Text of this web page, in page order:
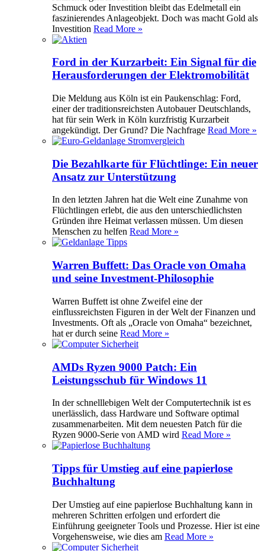
Schmuck oder Investition bleibt das Edelmetall ein
faszinierendes Anlageobjekt. Doch was macht Gold als
Investition Read More »
Ford in der Kurzarbeit: Ein Signal für die
Herausforderungen der Elektromobilität
Die Meldung aus Köln ist ein Paukenschlag: Ford,
einer der traditionsreichsten Autobauer Deutschlands,
hat für sein Werk in Köln kurzfristig Kurzarbeit
angekündigt. Der Grund? Die Nachfrage Read More »
Die Bezahlkarte für Flüchtlinge: Ein neuer
Ansatz zur Unterstützung
In den letzten Jahren hat die Welt eine Zunahme von
Flüchtlingen erlebt, die aus den unterschiedlichsten
Gründen ihre Heimat verlassen müssen. Um diesen
Menschen zu helfen Read More »
Warren Buffett: Das Oracle von Omaha
und seine Investment-Philosophie
Warren Buffett ist ohne Zweifel eine der
einflussreichsten Figuren in der Welt der Finanzen und
Investments. Oft als „Oracle von Omaha“ bezeichnet,
hat er durch seine Read More »
AMDs Ryzen 9000 Patch: Ein
Leistungsschub für Windows 11
In der schnelllebigen Welt der Computertechnik ist es
unerlässlich, dass Hardware und Software optimal
zusammenarbeiten. Mit dem neuesten Patch für die
Ryzen 9000-Serie von AMD wird Read More »
Tipps für Umstieg auf eine papierlose
Buchhaltung
Der Umstieg auf eine papierlose Buchhaltung kann in
mehreren Schritten erfolgen und erfordert die
Einführung geeigneter Tools und Prozesse. Hier ist eine
Vorgehensweise, wie dies am Read More »